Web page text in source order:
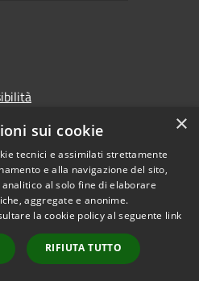
Copyright © 2026 • Comune di
Lapio • Powered by
Municipium•Accesso
redazione
×
sui cookie
tecnici e assimilati strettamente
e alla navigazione del sito,
al solo fine di elaborare
aggregate e anonime.
la cookie policy al seguente link
RIFIUTA TUTTO